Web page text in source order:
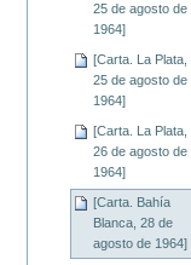
25 de agosto de
1964]
[Carta. La Plata,
25 de agosto de
1964]
[Carta. La Plata,
26 de agosto de
1964]
[Carta. Bahía
Blanca, 28 de
agosto de 1964]